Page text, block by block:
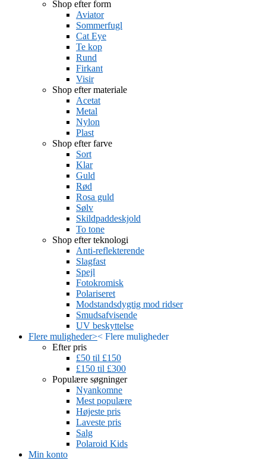
Shop efter form
Aviator
Sommerfugl
Cat Eye
Te kop
Rund
Firkant
Visir
Shop efter materiale
Acetat
Metal
Nylon
Plast
Shop efter farve
Sort
Klar
Guld
Rød
Rosa guld
Sølv
Skildpaddeskjold
To tone
Shop efter teknologi
Anti-reflekterende
Slagfast
Spejl
Fotokromisk
Polariseret
Modstandsdygtig mod ridser
Smudsafvisende
UV beskyttelse
Flere muligheder>< Flere muligheder
Efter pris
£50 til £150
£150 til £300
Populære søgninger
Nyankomne
Mest populære
Højeste pris
Laveste pris
Salg
Polaroid Kids
Min konto